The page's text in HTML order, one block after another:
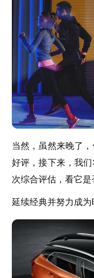
当然，虽然来晚了
好评，接下来，我
次综合评估，看它是
延续经典并努力成